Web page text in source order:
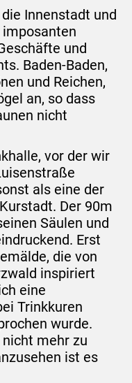
Innenstadt und
und
Baden-Baden,
und Reichen,
an, so dass
nicht
vor der wir
als eine der
Der 90m
Säulen und
Erst
die von
inspiriert
eine
Trinkkuren
wurde.
mehr zu
ist es